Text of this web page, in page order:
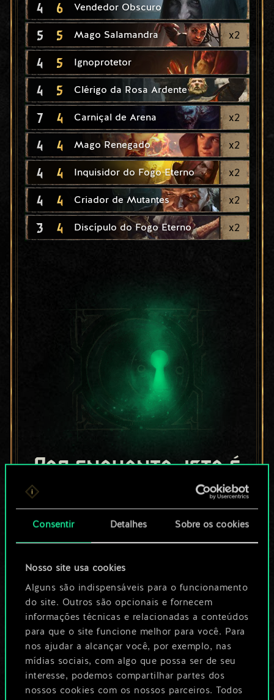
Consentir Detalhes Sobre os cookies
Nosso site usa cookies
Alguns são indispensáveis para o funcionamento
do site. Outros são opcionais e fornecem
informações técnicas e relacionadas a conteúdos
para que o site funcione melhor para você. Para
nos ajudar a alcançar você, por exemplo, nas
mídias sociais, com algo que possa ser de seu
interesse, podemos compartilhar partes dos
nossos cookies com os nossos parceiros. Todos
4 6 Vendedor Obscuro
5 5 Mago Salamandra x2
4 5 Ignoprotetor
4 5 Clérigo da Rosa Ardente
7 4 Carniçal de Arena x2
4 4 Mago Renegado x2
4 4 Inquisidor do Fogo Eterno x2
4 4 Criador de Mutantes x2
3 4 Discípulo do Fogo Eterno x2
Por enquanto, isto é
apenas um conjunto
de cartas
compartilhado.
No entanto, dá para
ser muito mais!
Dê um nome para este baralho e crie
um guia